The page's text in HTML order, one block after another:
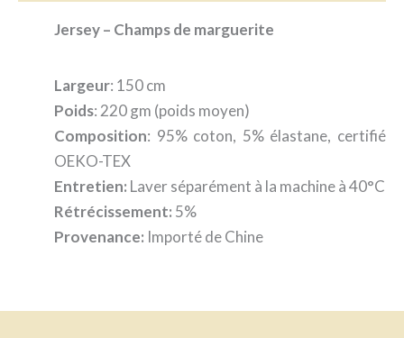
Jersey – Champs de marguerite
Largeur: 150 cm
Poids: 220 gm (poids moyen)
Composition: 95% coton, 5% élastane, certifié
OEKO-TEX
Entretien: Laver séparément à la machine à 40°C
Rétrécissement: 5%
Provenance: Importé de Chine